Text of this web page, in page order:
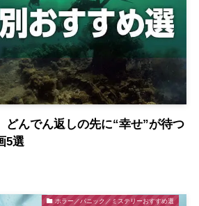
どんでん返しの先に“幸せ”が待つ
5選
ホラー／パニック／ミステリーおすすめ選